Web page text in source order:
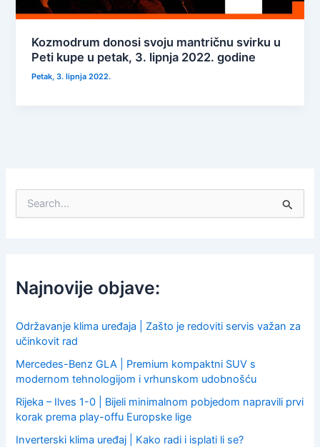
Kozmodrum donosi svoju mantričnu svirku u
Peti kupe u petak, 3. lipnja 2022. godine
Petak, 3. lipnja 2022.
f
o
:
Najnovije objave:
Održavanje klima uređaja | Zašto je redoviti servis važan za
učinkovit rad
Mercedes-Benz GLA | Premium kompaktni SUV s
modernom tehnologijom i vrhunskom udobnošću
Rijeka – Ilves 1-0 | Bijeli minimalnom pobjedom napravili prvi
korak prema play-offu Europske lige
Inverterski klima uređaj | Kako radi i isplati li se?